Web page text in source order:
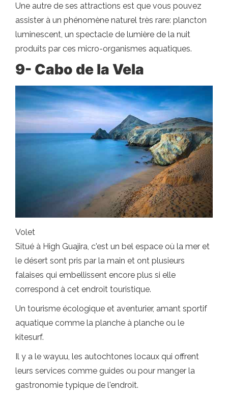
Une autre de ses attractions est que vous pouvez
assister à un phénomène naturel très rare: plancton
luminescent, un spectacle de lumière de la nuit
produits par ces micro-organismes aquatiques.
9- Cabo de la Vela
Volet
Situé à High Guajira, c'est un bel espace où la mer et
le désert sont pris par la main et ont plusieurs
falaises qui embellissent encore plus si elle
correspond à cet endroit touristique.
Un tourisme écologique et aventurier, amant sportif
aquatique comme la planche à planche ou le
kitesurf.
Il y a le wayuu, les autochtones locaux qui offrent
leurs services comme guides ou pour manger la
gastronomie typique de l'endroit.